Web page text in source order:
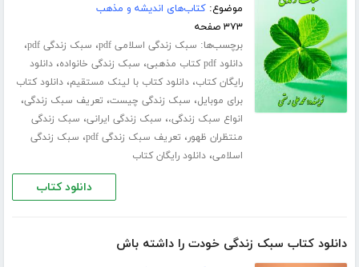
موضوع:کتاب‌های اندیشه و مذهب
۳۷۳ صفحه
برچسب‌ها: سبک زندگی اسلامی pdf ، سبک زندگی pdf ،
دانلود pdf کتاب مذهبی ، سبک زندگی خانواده،دانلود
رایگان کتاب،دانلود کتاب با لینک مستقیم،دانلود کتاب
برای موبایل، سبک زندگی چیست، تعریف سبک زندگی،
انواع سبک زندگی،، سبک زندگی ایرانی، سبک زندگی
منتظران ظهور، تعریف سبک زندگی pdf ، سبک زندگی
اسلامی،دانلود رایگان کتاب
دانلود کتاب
دانلود کتاب سبک زندگی خودت را داشته باش